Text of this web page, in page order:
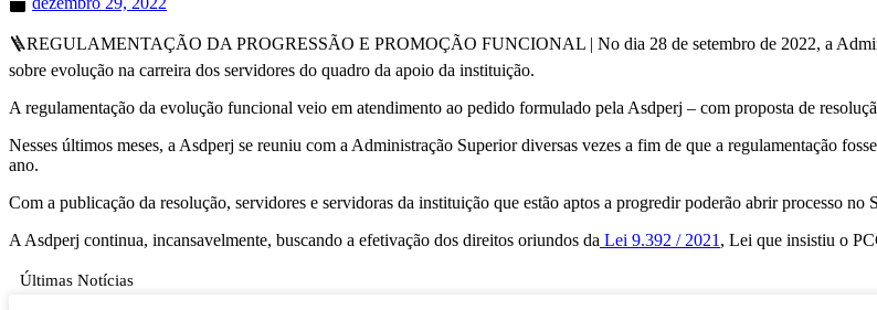
🪜REGULAMENTAÇÃO DA PROGRESSÃO E PROMOÇÃO FUNCIONAL | No dia 28 de setembro de 2022, a
sobre evolução na carreira dos servidores do quadro da apoio da instituição.
A regulamentação da evolução funcional veio em atendimento ao pedido formulado pela Asdperj – com proposta de
Nesses últimos meses, a Asdperj se reuniu com a Administração Superior diversas vezes a fim de que a regulamentação
ano.
Com a publicação da resolução, servidores e servidoras da instituição que estão aptos a progredir poderão abrir processo
A Asdperj continua, incansavelmente, buscando a efetivação dos direitos oriundos da Lei 9.392 / 2021 , Lei que insistiu o
Últimas Notícias